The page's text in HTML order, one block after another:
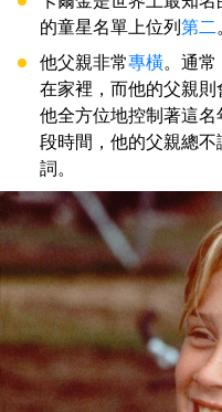
的童星名單上位列 第二
他父親非常專橫。通
在家裡，而他的父親則
他全方位地控制著這
段時間，他的父親總
詞。